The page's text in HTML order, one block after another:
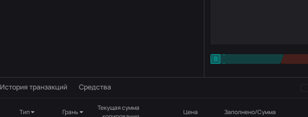
B
-
-
История транзакций Средства
Тип Грань
Текущая сумма
Цена Заполнено/Сумма